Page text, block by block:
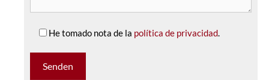
He tomado nota de la política de privacidad.